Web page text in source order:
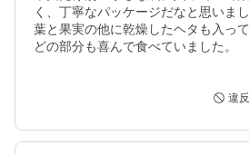
く、丁寧なパッケージだなと思いまし
葉と果実の他に乾燥したヘタも入って
どの部分も喜んで食べていました。
違